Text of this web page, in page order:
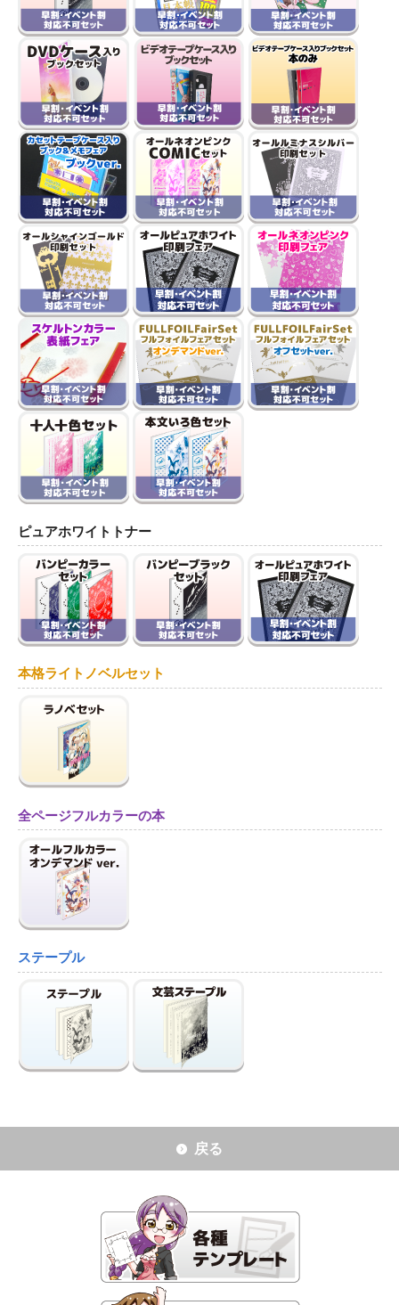
ピュアホワイトトナー
本格ライトノベルセット
全ページフルカラーの本
ステープル
戻る